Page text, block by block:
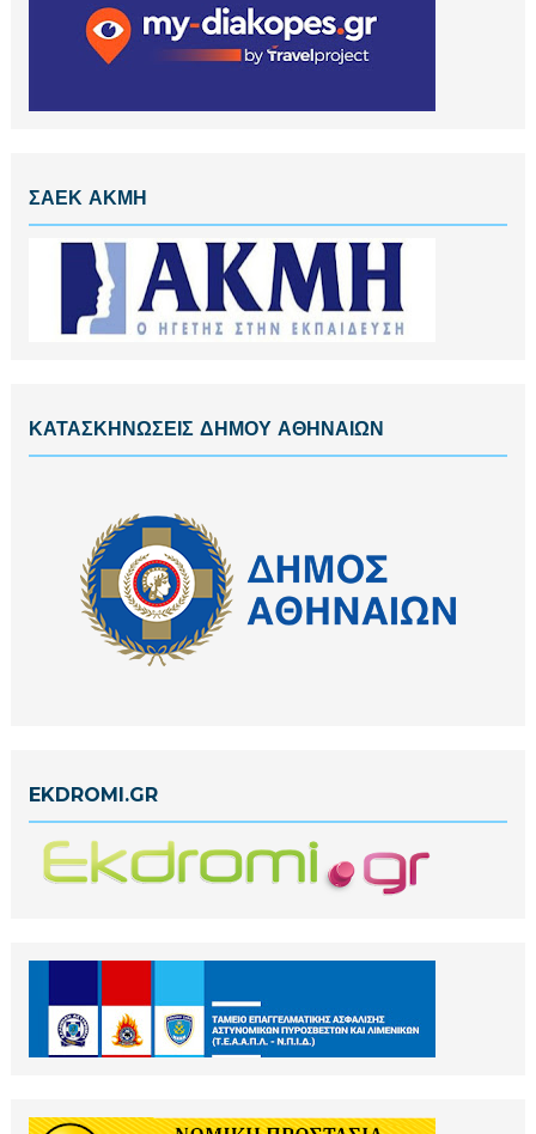
ΣΑΕΚ ΑΚΜΗ
ΚΑΤΑΣΚΗΝΩΣΕΙΣ ΔΗΜΟΥ ΑΘΗΝΑΙΩΝ
EKDROMI.GR